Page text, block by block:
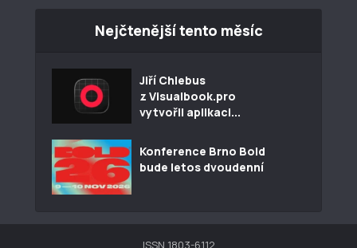
Nejčtenější tento měsíc
Jiří Chlebus
z Visualbook.pro
vytvořil aplikaci...
Konference Brno Bold
bude letos dvoudenní
ISSN 1803-6112